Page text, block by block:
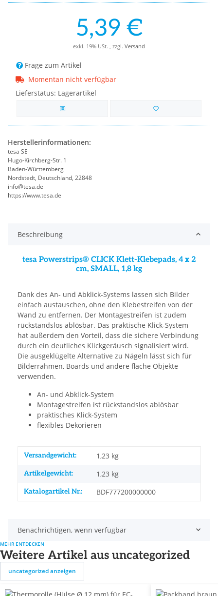
5,39 €
exkl. 19% USt. , zzgl. Versand
Frage zum Artikel
Momentan nicht verfügbar
Lieferstatus: Lagerartikel
Herstellerinformationen:
tesa SE
Hugo-Kirchberg-Str. 1
Baden-Württemberg
Nordstedt, Deutschland, 22848
info@tesa.de
https://www.tesa.de
Beschreibung
tesa Powerstrips® CLICK Klett-Klebepads, 4 x 2
cm, SMALL, 1,8 kg
Dank des An- und Abklick-Systems lassen sich Bilder
einfach austauschen, ohne den Klebestreifen von der
Wand zu entfernen. Der Montagestreifen ist zudem
rückstandslos ablösbar. Das praktische Klick-System
hat außerdem den Vorteil, dass die sichere Verbindung
durch ein deutliches Klickgeräusch signalisiert wird.
Die ausgeklügelte Alternative zu Nägeln lässt sich für
Bilderrahmen, Boards und andere flache Objekte
verwenden.
An- und Abklick-System
Montagestreifen ist rückstandslos ablösbar
praktisches Klick-System
flexibles Dekorieren
Produkteigenschaft
Wert
Versandgewicht: 1,23 kg
Artikelgewicht: 1,23 kg
Katalogartikel Nr.: BDF777200000000
Benachrichtigen, wenn verfügbar
MEHR ENTDECKEN
Weitere Artikel aus uncategorized
uncategorized anzeigen